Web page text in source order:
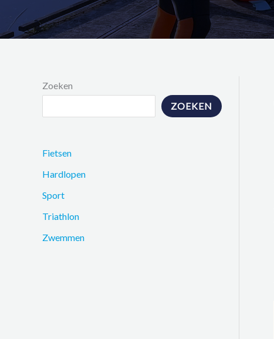
Zoeken
ZOEKEN
Fietsen
Hardlopen
Sport
Triathlon
Zwemmen